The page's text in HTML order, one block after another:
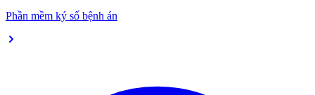
Phần mềm ký số bệnh án